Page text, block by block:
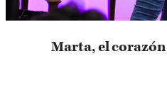
Marta, el